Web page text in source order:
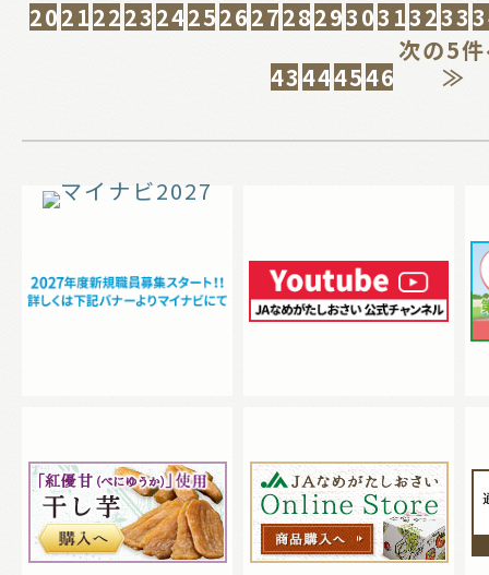
20212223 24252627282930313233
43444546
次の5
≫